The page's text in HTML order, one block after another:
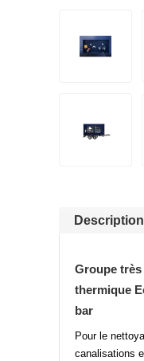
Groupe
thermique
bar
Pour le
canalisations